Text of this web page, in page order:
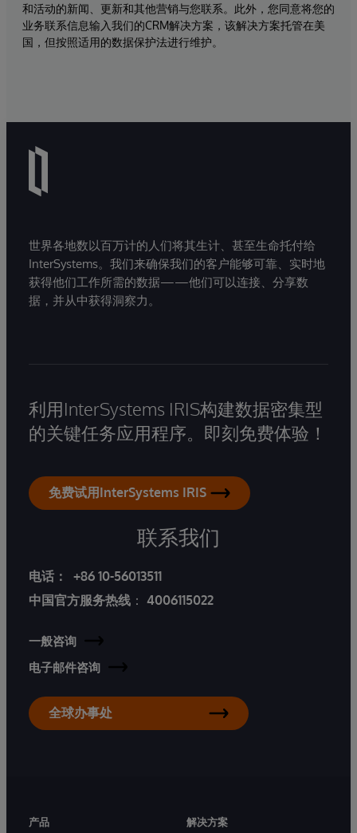
和活动的新闻、更新和其他营销与您联系。此外，您同意将您的
业务联系信息输入我们的CRM解决方案，该解决方案托管在美
国，但按照适用的数据保护法进行维护。
世界各地数以百万计的人们将其生计、甚至生命托付给
InterSystems。我们来确保我们的客户能够可靠、实时地
获得他们工作所需的数据——他们可以连接、分享数
据，并从中获得洞察力。
利用InterSystems IRIS构建数据密集型
的关键任务应用程序。即刻免费体验！
免费试用InterSystems IRIS
联系我们
电话：
+86 10-56013511
中国官方服务热线 ： 4006115022
一般咨询
电子邮件咨询
全球办事处
产品
解决方案